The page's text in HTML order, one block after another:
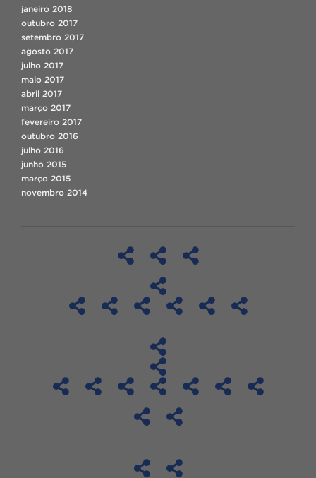
janeiro 2018
outubro 2017
setembro 2017
agosto 2017
julho 2017
maio 2017
abril 2017
março 2017
fevereiro 2017
outubro 2016
julho 2016
junho 2015
março 2015
novembro 2014